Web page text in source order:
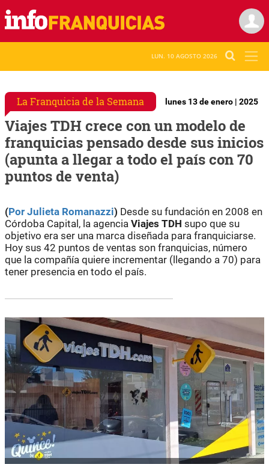
LUN. 10 AGOSTO 2026
La Franquicia de la Semana lunes 13 de enero | 2025
Viajes TDH crece con un modelo de
franquicias pensado desde sus inicios
(apunta a llegar a todo el país con 70
puntos de venta)
(Por Julieta Romanazzi) Desde su fundación en 2008 en
Córdoba Capital, la agencia Viajes TDH supo que su
objetivo era ser una marca diseñada para franquiciarse.
Hoy sus 42 puntos de ventas son franquicias, número
que la compañía quiere incrementar (llegando a 70) para
tener presencia en todo el país.